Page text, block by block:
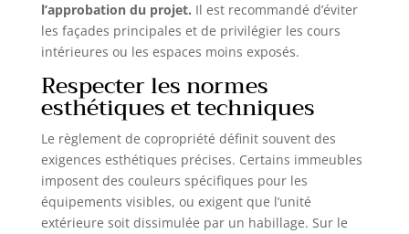
l’approbation du projet. Il est recommandé d’éviter
les façades principales et de privilégier les cours
intérieures ou les espaces moins exposés.
Respecter les normes
esthétiques et techniques
Le règlement de copropriété définit souvent des
exigences esthétiques précises. Certains immeubles
imposent des couleurs spécifiques pour les
équipements visibles, ou exigent que l’unité
extérieure soit dissimulée par un habillage. Sur le